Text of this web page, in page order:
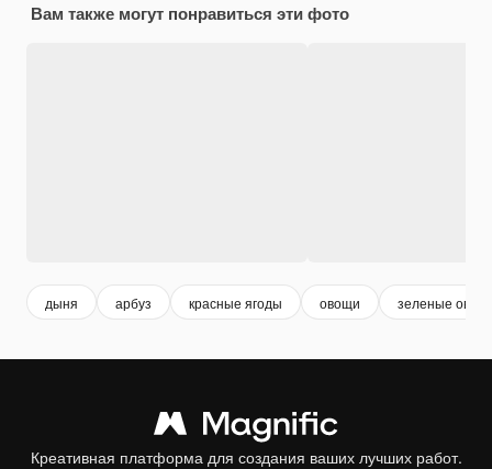
Вам также могут понравиться эти фото
дыня арбуз красные ягоды овощи зеленые
Креативная платформа для создания ваших лучших работ.